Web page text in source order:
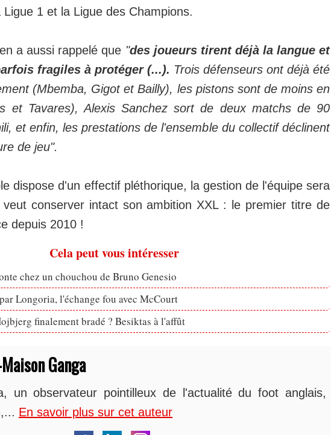
1 et la Ligue des Champions.
a aussi rappelé que "des joueurs tirent déjà la langue et
fragiles à protéger (...). Trois défenseurs ont déjà été
(Mbemba, Gigot et Bailly), les pistons sont de moins en
et Tavares), Alexis Sanchez sort de deux matchs de 90
et enfin, les prestations de l'ensemble du collectif déclinent
de jeu".
dispose d'un effectif pléthorique, la gestion de l'équipe sera
conserver intact son ambition XXL : le premier titre de
depuis 2010 !
Cela peut vous intéresser
chez un chouchou de Bruno Genesio
Longoria, l'échange fou avec McCourt
finalement bradé ? Besiktas à l'affût
Ganga
un observateur pointilleux de l'actualité du foot anglais,
En savoir plus sur cet auteur